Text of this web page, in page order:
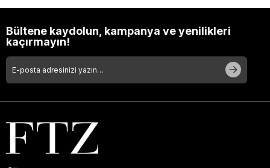
Bültene kaydolun, kampanya ve yenilikleri
kaçırmayın!